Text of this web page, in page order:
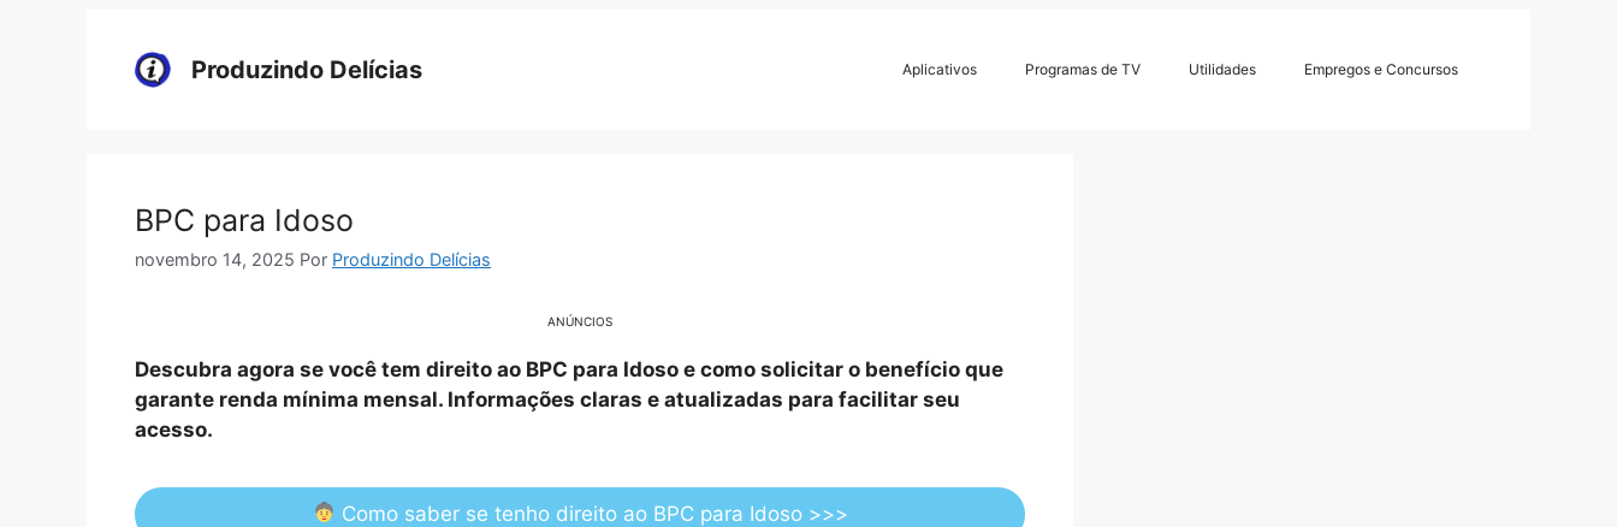
Produzindo Delícias Aplicativos Programas de TV Utilidades Empregos e Concursos
BPC para Idoso
novembro 14, 2025 Por Produzindo Delícias
ANÚNCIOS
Descubra agora se você tem direito ao BPC para Idoso e como solicitar o benefício que
garante renda mínima mensal. Informações claras e atualizadas para facilitar seu
acesso.
Como saber se tenho direito ao BPC para Idoso >>>